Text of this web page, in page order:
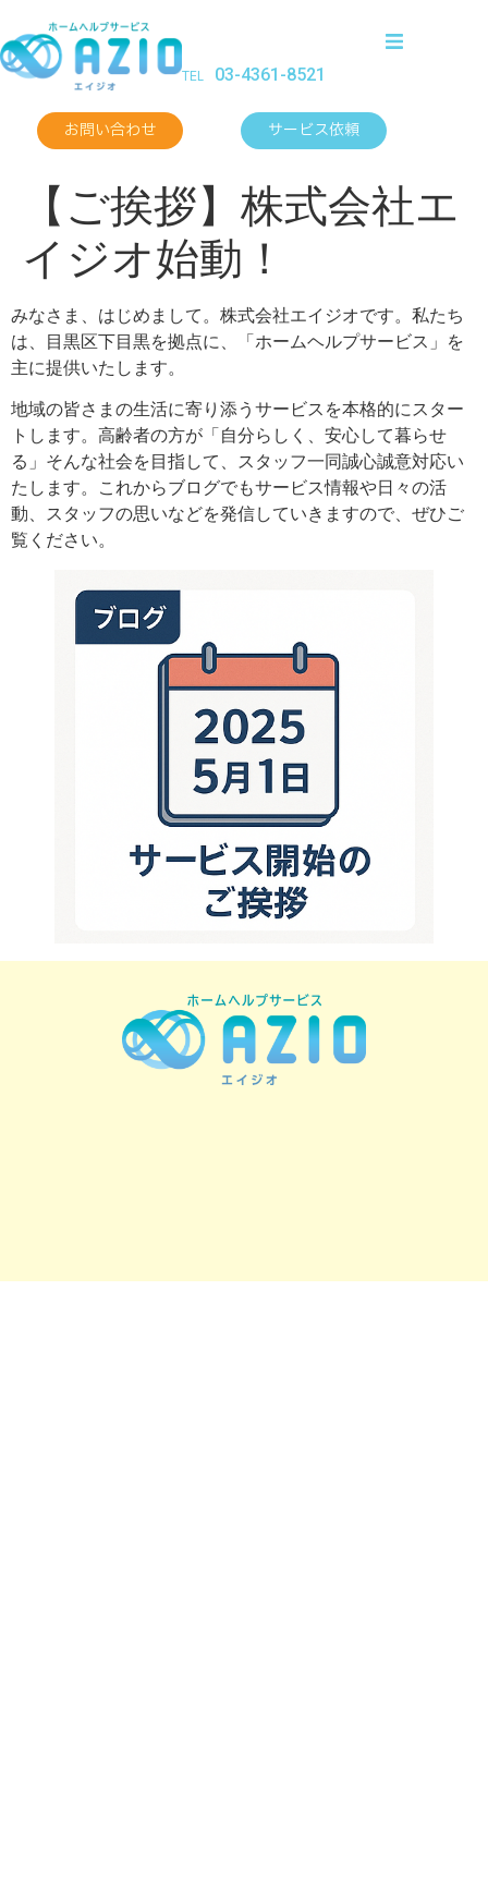
会社概要
サービス依
TEL 03-4361-8521
お問い合わせ サービス依頼
【ご挨拶】株式会社エ
イジオ始動！
みなさま、はじめまして。株式会社エイジオです。私たち
は、目黒区下目黒を拠点に、「ホームヘルプサービス」を
主に提供いたします。
地域の皆さまの生活に寄り添うサービスを本格的にスター
トします。高齢者の方が「自分らしく、安心して暮らせ
る」そんな社会を目指して、スタッフ一同誠心誠意対応い
たします。これからブログでもサービス情報や日々の活
動、スタッフの思いなどを発信していきますので、ぜひご
覧ください。